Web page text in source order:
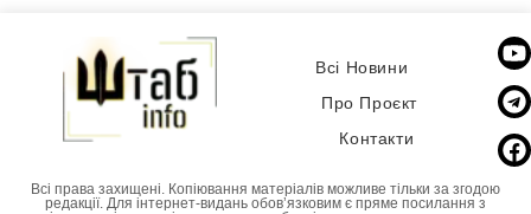
Всі Новини
Про Проєкт
Контакти
Всі права захищені. Копіювання матеріалів можливе тільки за згодою
редакції. Для інтернет-видань обовʼязковим є пряме посилання з